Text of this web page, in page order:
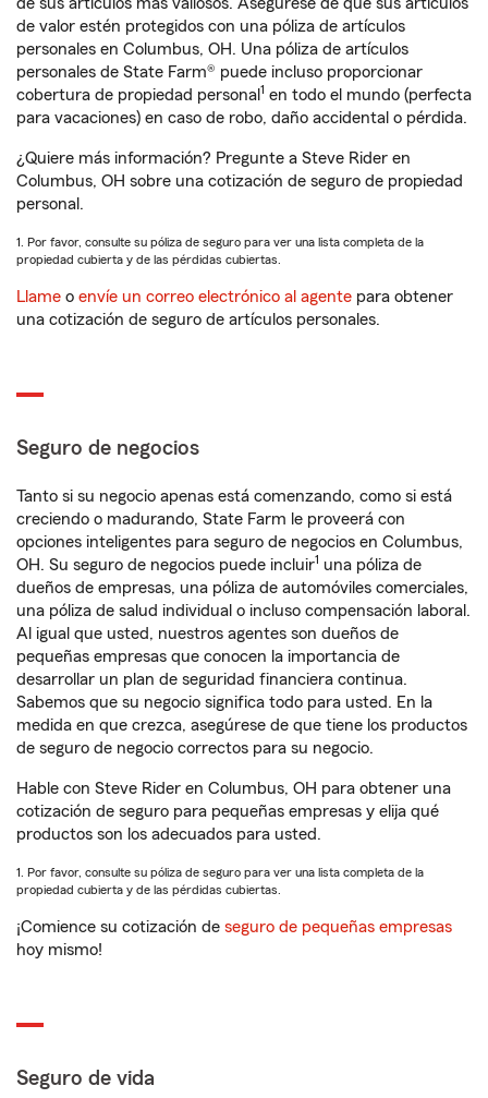
de sus artículos más valiosos. Asegúrese de que sus artículos
de valor estén protegidos con una póliza de artículos
personales en Columbus, OH. Una póliza de artículos
personales de State Farm® puede incluso proporcionar
cobertura de propiedad personal 1 en todo el mundo (perfecta
para vacaciones) en caso de robo, daño accidental o pérdida.
¿Quiere más información? Pregunte a Steve Rider en
Columbus, OH sobre una cotización de seguro de propiedad
personal.
1. Por favor, consulte su póliza de seguro para ver una lista completa de la
propiedad cubierta y de las pérdidas cubiertas.
Llame o envíe un correo electrónico al agente para obtener
una cotización de seguro de artículos personales.
Seguro de negocios
Tanto si su negocio apenas está comenzando, como si está
creciendo o madurando, State Farm le proveerá con
opciones inteligentes para seguro de negocios en Columbus,
OH. Su seguro de negocios puede incluir1 una póliza de
dueños de empresas, una póliza de automóviles comerciales,
una póliza de salud individual o incluso compensación laboral.
Al igual que usted, nuestros agentes son dueños de
pequeñas empresas que conocen la importancia de
desarrollar un plan de seguridad financiera continua.
Sabemos que su negocio significa todo para usted. En la
medida en que crezca, asegúrese de que tiene los productos
de seguro de negocio correctos para su negocio.
Hable con Steve Rider en Columbus, OH para obtener una
cotización de seguro para pequeñas empresas y elija qué
productos son los adecuados para usted.
1. Por favor, consulte su póliza de seguro para ver una lista completa de la
propiedad cubierta y de las pérdidas cubiertas.
¡Comience su cotización de seguro de pequeñas empresas
hoy mismo!
Seguro de vida